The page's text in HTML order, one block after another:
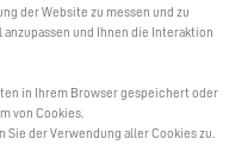
der Website zu messen und zu
und Ihnen die Interaktion
in Ihrem Browser gespeichert oder
von Cookies.
Sie der Verwendung aller Cookies zu.